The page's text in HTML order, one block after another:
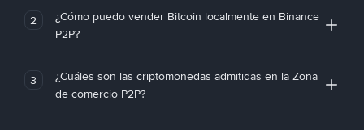
2
¿Cómo puedo vender Bitcoin localmente en Binance
P2P?
3
¿Cuáles son las criptomonedas admitidas en la Zona
de comercio P2P?